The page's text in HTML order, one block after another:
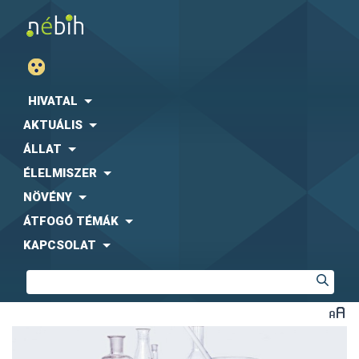
HIVATAL
AKTUÁLIS
ÁLLAT
ÉLELMISZER
NÖVÉNY
ÁTFOGÓ TÉMÁK
KAPCSOLAT